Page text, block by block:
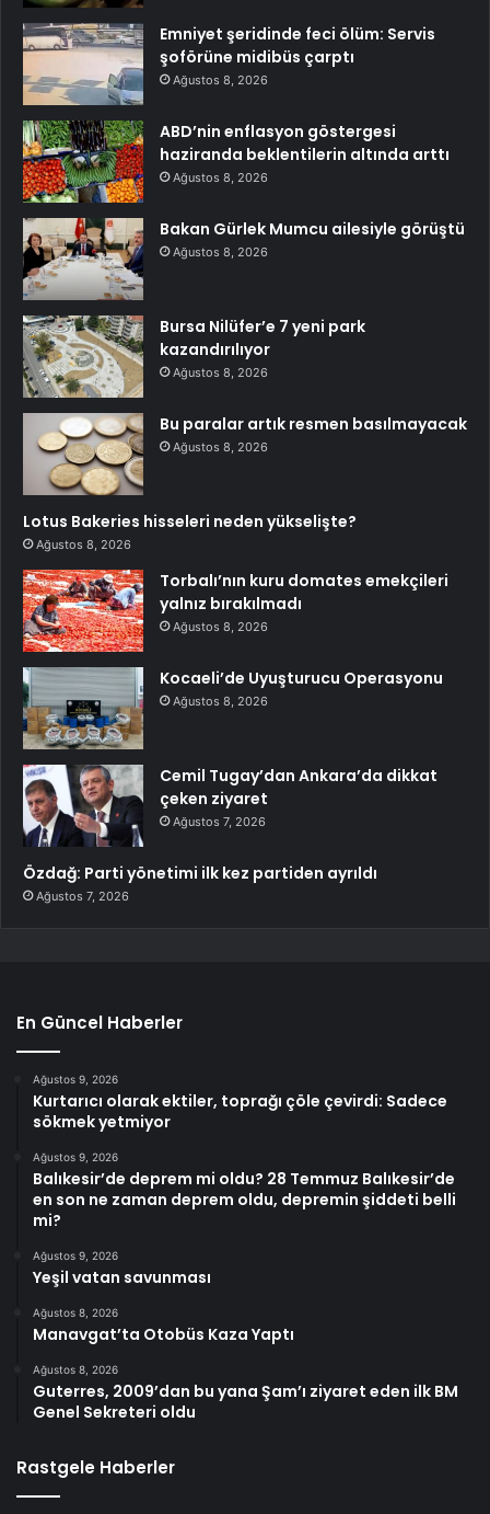
Emniyet şeridinde feci ölüm: Servis
şoförüne midibüs çarptı
Ağustos 8, 2026
ABD’nin enflasyon göstergesi
haziranda beklentilerin altında arttı
Ağustos 8, 2026
Bakan Gürlek Mumcu ailesiyle görüştü
Ağustos 8, 2026
Bursa Nilüfer’e 7 yeni park
kazandırılıyor
Ağustos 8, 2026
Bu paralar artık resmen basılmayacak
Ağustos 8, 2026
Lotus Bakeries hisseleri neden yükselişte?
Ağustos 8, 2026
Torbalı’nın kuru domates emekçileri
yalnız bırakılmadı
Ağustos 8, 2026
Kocaeli’de Uyuşturucu Operasyonu
Ağustos 8, 2026
Cemil Tugay’dan Ankara’da dikkat
çeken ziyaret
Ağustos 7, 2026
Özdağ: Parti yönetimi ilk kez partiden ayrıldı
Ağustos 7, 2026
En Güncel Haberler
Ağustos 9, 2026
Kurtarıcı olarak ektiler, toprağı çöle çevirdi: Sadece
sökmek yetmiyor
Ağustos 9, 2026
Balıkesir’de deprem mi oldu? 28 Temmuz Balıkesir’de
en son ne zaman deprem oldu, depremin şiddeti belli
mi?
Ağustos 9, 2026
Yeşil vatan savunması
Ağustos 8, 2026
Manavgat’ta Otobüs Kaza Yaptı
Ağustos 8, 2026
Guterres, 2009’dan bu yana Şam’ı ziyaret eden ilk BM
Genel Sekreteri oldu
Rastgele Haberler